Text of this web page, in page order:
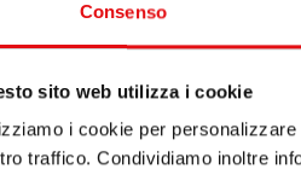
Consenso
sito web utilizza i cookie
i cookie per
traffico. Condividiamo inoltre
Z2A4